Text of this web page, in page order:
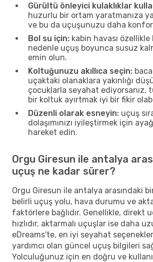
Gürültü önleyici kulaklıklar
huzurlu bir ortam yaratmanıza
ve bu da uçuşunuzu daha
Bol su için: kabin havası
nedenle uçuş boyunca susuz
emin olun.
Koltuğunuzu akıllıca seçin:
uçaktaki olanaklara yakınlığı
çocuklarla seyahat ediyorsanız,
bir koltuk ayırtmak iyi bir fikir
Düzenli olarak esneyin: uçuş
dolaşımınızı iyileştirmek için
hareket edin.
Orgu Giresun ile antalya
uçuş ne kadar sürer?
Orgu Giresun ile antalya arasındaki
belirli uçuş yolu, hava durumu ve
faktörlere bağlıdır. Genellikle, direkt
hızlıdır, aktarmalı uçuşlar ise daha
eDreams'te, en iyi seyahat
yardımcı olan güncel uçuş bilgileri
Yolculuğunuz için en doğru ve